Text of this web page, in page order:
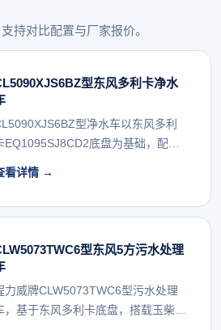
持对比配置与厂家报价。
型东风多利卡净水
型净水车以东风多利
EQ1095SJ8CD2底盘为基础，配
看详情 →
型东风5方污水处理
力威牌CLW5073TWC6型污水处理
，基于东风多利卡底盘，搭载玉柴